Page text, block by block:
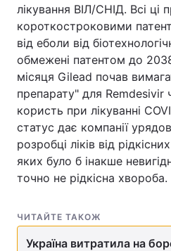
лікування ВІЛ/СНІД. Всі ці
короткостроковими
від еболи від
обмежені патентом до
місяця Gilead почав
препарату" для Remdesivir
користь при лікуванні
статус дає компанії
розробці ліків від
яких було б інакше
точно не рідкісна хвороба.
ЧИТАЙТЕ ТАКОЖ
Україна витратила на